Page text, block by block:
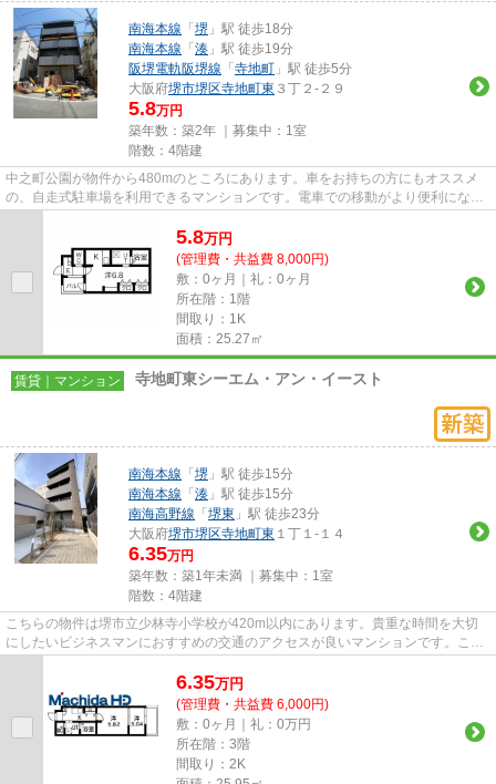
南海本線 「 堺 」駅 徒歩18分
南海本線 「 湊 」駅 徒歩19分
阪堺電軌阪堺線 「 寺地町 」駅 徒歩5分
大阪府堺市堺区寺地町東 ３丁２-２９
5.8万円
築年数：築2年 ｜募集中： 1室
階数：4階建
中之町公園が物件から480mのところにあります。車をお持ちの方にもオススメ
の、自走式駐車場を利用できるマンションです。電車での移動がより便利にな
5.8万円
(管理費・共益費 8,000円)
敷：0ヶ月｜礼：0ヶ月
所在階：1階
間取り：1K
面積：25.27㎡
賃貸｜マンション 寺地町東シーエム・アン・イースト
南海本線 「 堺 」駅 徒歩15分
南海本線 「 湊 」駅 徒歩15分
南海高野線 「 堺東 」駅 徒歩23分
大阪府堺市堺区寺地町東 １丁１-１４
6.35万円
築年数：築1年未満 ｜募集中： 1室
階数：4階建
こちらの物件は堺市立少林寺小学校が420m以内にあります。貴重な時間を大切
にしたいビジネスマンにおすすめの交通のアクセスが良いマンションです。こち
6.35万円
(管理費・共益費 6,000円)
敷：0ヶ月｜礼：0万円
所在階：3階
間取り：2K